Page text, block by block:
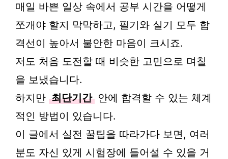
매일 바쁜 일상 속에서 공부 시간을 어떻게
쪼개야 할지 막막하고, 필기와 실기 모두 합
격선이 높아서 불안한 마음이 크시죠.
저도 처음 도전할 때 비슷한 고민으로 며칠
을 보냈습니다.
하지만 최단기간 안에 합격할 수 있는 체계
적인 방법이 있습니다.
이 글에서 실전 꿀팁을 따라가다 보면, 여러
분도 자신 있게 시험장에 들어설 수 있을 거